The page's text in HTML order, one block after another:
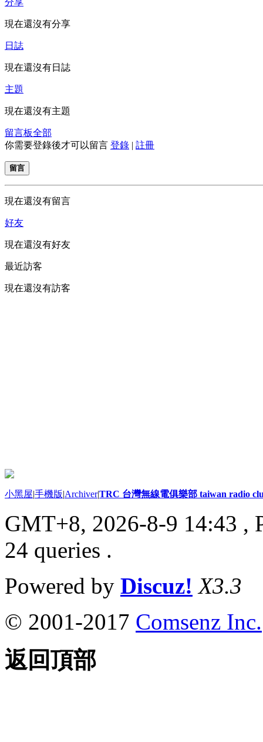
現在還沒有分享
日誌
現在還沒有日誌
主題
現在還沒有主題
留言板全部
你需要登錄後才可以留言 登錄 | 註冊
留言
現在還沒有留言
好友
現在還沒有好友
最近訪客
現在還沒有訪客
小黑屋|手機版|Archiver|TRC 台灣無線電俱樂部 taiwan radio
GMT+8, 2026-8-9 14:43 ,
24 queries .
Powered by Discuz! X3.3
© 2001-2017 Comsenz Inc.
返回頂部